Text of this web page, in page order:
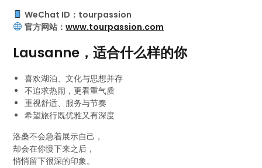
WeChat ID：tourpassion
官方网站：www.tourpassion.com
Lausanne，适合什么样的你
喜欢湖泊、文化与思想并存
不追求热闹，更看重气质
重视舒适、服务与节奏
希望旅行既优雅又有深度
洛桑不会急着展示自己，
却会在你慢下来之后，
悄悄留下很深的印象。